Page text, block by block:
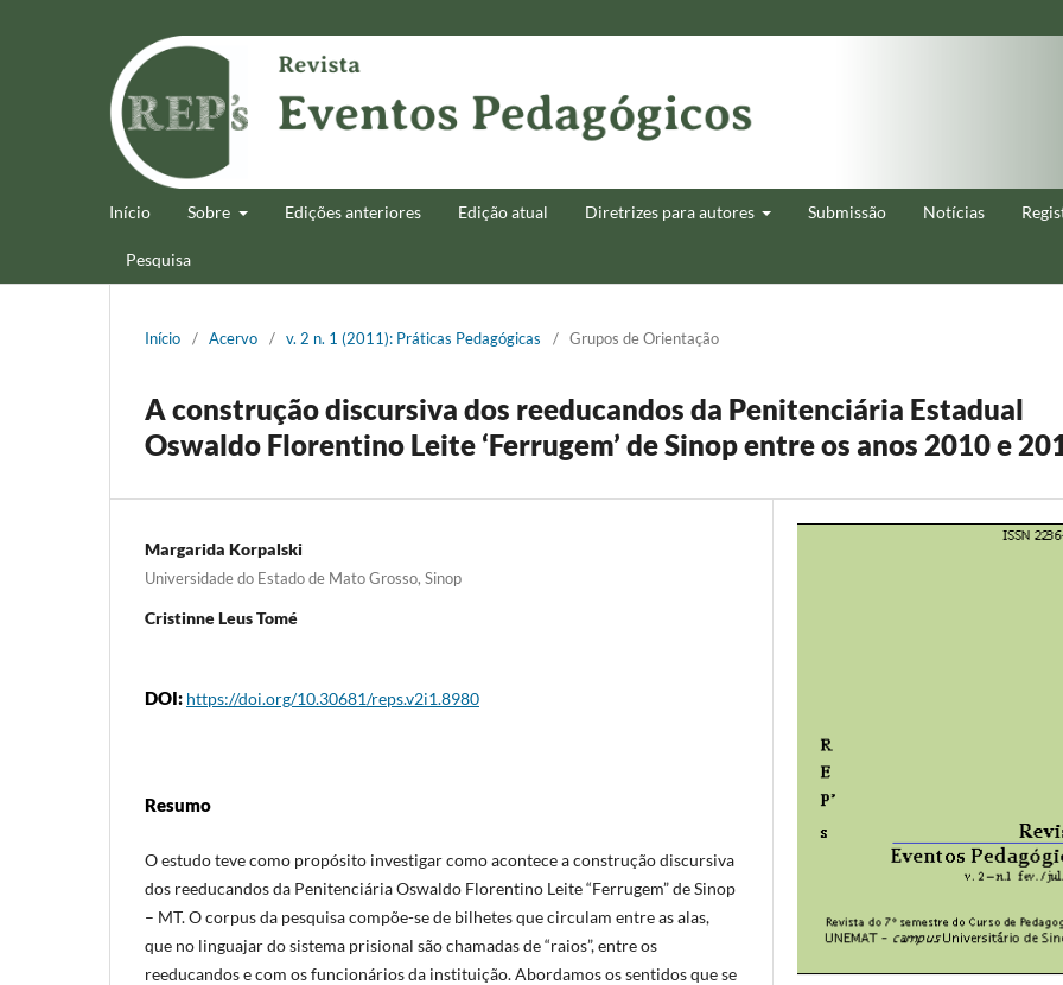
Início Sobre Edições anteriores Edição atual Diretrizes para autores Submissão Notícias
Pesquisa
Início / Acervo / v. 2 n. 1 (2011): Práticas Pedagógicas / Grupos de Orientação
A construção discursiva dos reeducandos da Penitenciária Estadual
Oswaldo Florentino Leite ‘Ferrugem’ de Sinop entre os anos 2010 e
Margarida Korpalski
Universidade do Estado de Mato Grosso, Sinop
Cristinne Leus Tomé
DOI: https://doi.org/10.30681/reps.v2i1.8980
Resumo
O estudo teve como propósito investigar como acontece a construção discursiva
dos reeducandos da Penitenciária Oswaldo Florentino Leite “Ferrugem” de Sinop
– MT. O corpus da pesquisa compõe-se de bilhetes que circulam entre as alas,
que no linguajar do sistema prisional são chamadas de “raios”, entre os
reeducandos e com os funcionários da instituição. Abordamos os sentidos que se